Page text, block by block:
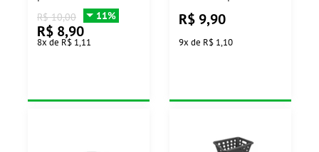
R$ 10,00 11%
R$ 8,90
8x de R$ 1,11
R$ 9,90
9x de R$ 1,10